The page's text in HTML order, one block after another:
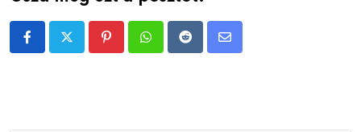
PinterestWhatsappRedditShare